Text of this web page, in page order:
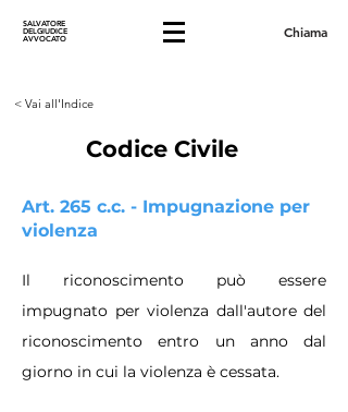
SALVATORE
DELGIUDICE
AVVOCATO Chiama
< Vai all'Indice
Codice Civile
Art. 265 c.c. - Impugnazione per
violenza
Il riconoscimento può essere
impugnato per violenza dall'autore del
riconoscimento entro un anno dal
giorno in cui la violenza è cessata.